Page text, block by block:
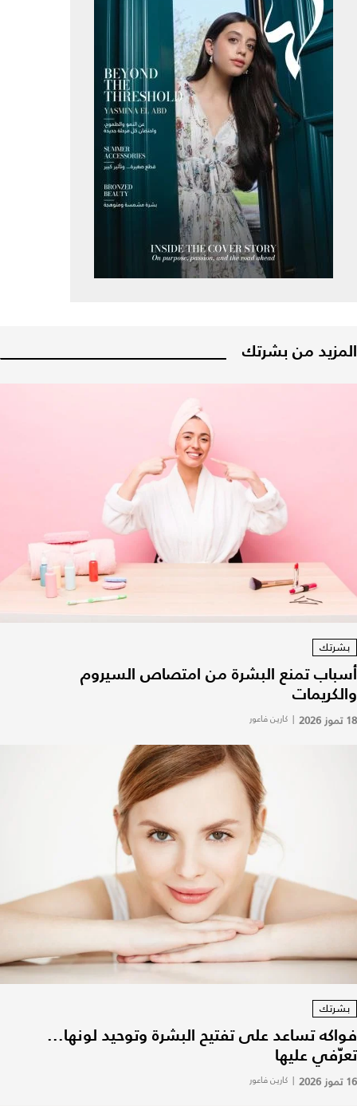
المزيد من بشرتك
بشرتك
أسباب تمنع البشرة من امتصاص السيروم
والكريمات
18 تموز 2026 | كارين فاعور
بشرتك
فواكه تساعد على تفتيح البشرة وتوحيد لونها...
تعرّفي عليها
16 تموز 2026 | كارين فاعور